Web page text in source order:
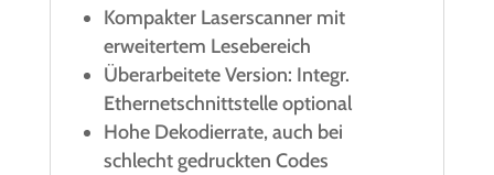
Kompakter Laserscanner mit
erweitertem Lesebereich
Überarbeitete Version: Integr.
Ethernetschnittstelle optional
Hohe Dekodierrate, auch bei
schlecht gedruckten Codes